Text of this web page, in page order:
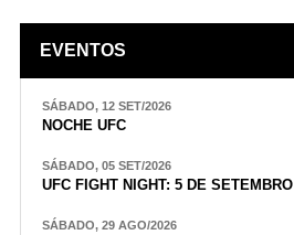
EVENTOS
SÁBADO, 12 SET/2026
NOCHE UFC
SÁBADO, 05 SET/2026
UFC FIGHT NIGHT: 5 DE SETEMBRO
SÁBADO, 29 AGO/2026